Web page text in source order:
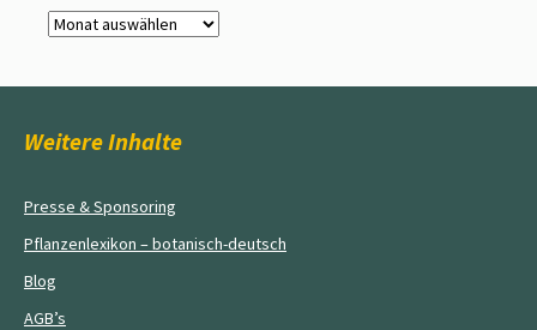
Archiv
Weitere Inhalte
Presse & Sponsoring
Pflanzenlexikon – botanisch-deutsch
Blog
AGB’s